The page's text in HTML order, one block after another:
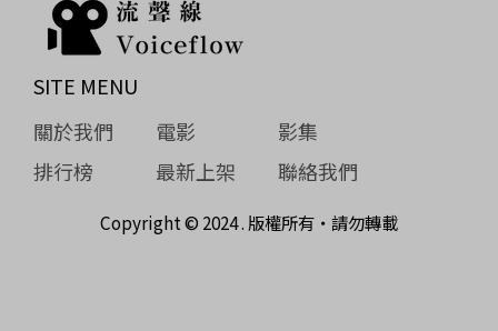
SITE MENU
關於我們
電影
影集
排行榜
最新上架 聯絡我們
Copyright © 2024 . 版權所有‧請勿轉載